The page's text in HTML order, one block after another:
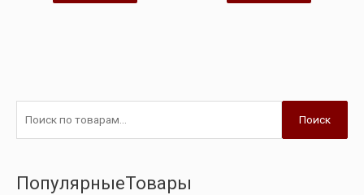
Поиск
ПопулярныеТовары